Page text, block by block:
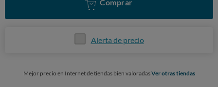
Comprar
Alerta de precio
Mejor precio en Internet de tiendas bien valoradasVer otras tiendas